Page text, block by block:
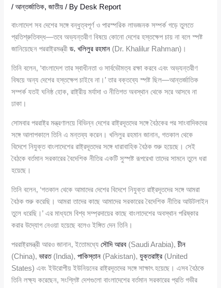
/আন্তর্জাতিক,জাতীয় / By Desk Report
বাংলাদেশ সব দেশের সঙ্গে বন্ধুত্বপূর্ণ ও পারস্পরিক লাভজনক সম্পর্ক গড়ে তুলতে
প্রতিশ্রুতিবদ্ধ—তবে অভ্যন্তরীণ বিষয়ে কোনো দেশের হস্তক্ষেপ চায় না বলে স্পষ্ট
জানিয়েছেন পররাষ্ট্রমন্ত্রীড. খলিলুর রহমান (Dr. Khalilur Rahman)।
তিনি বলেন, ‘বাংলাদেশ তার স্বাধীনতা ও সার্বভৌমত্ব রক্ষা করবে এবং অভ্যন্তরীণ
বিষয়ে অন্য দেশের হস্তক্ষেপ চাইবে না।’ তার বক্তব্যে স্পষ্ট ছিল—আন্তর্জাতিক
সম্পর্ক যতই ঘনিষ্ঠ হোক, রাষ্ট্রীয় মর্যাদা ও নীতিগত অবস্থান থেকে সরে আসবে না
ঢাকা।
সোমবার পররাষ্ট্র মন্ত্রণালয়ে বিভিন্ন দেশের রাষ্ট্রদূতদের সঙ্গে বৈঠকের পর সাংবাদিকদের
সঙ্গে আলাপকালে তিনি এ মন্তব্য করেন। খলিলুর রহমান জানান, গতকাল থেকে
বিদেশে নিযুক্ত বাংলাদেশের রাষ্ট্রদূতদের সঙ্গে ধারাবাহিক বৈঠক শুরু হয়েছে। সেই
বৈঠকে বর্তমান সরকারের বৈদেশিক নীতির একটি সুস্পষ্ট রূপরেখা তাদের সামনে তুলে ধরা
হয়েছে।
তিনি বলেন, ‘গতকাল থেকে আমাদের দেশের বিদেশে নিযুক্ত রাষ্ট্রদূতদের সঙ্গে আমরা
বৈঠক শুরু করেছি। আমরা তাদের কাছে আমাদের সরকারের বৈদেশিক নীতির আউটলাইন
তুলে ধরেছি।’ এর মাধ্যমে বিশ্ব সম্প্রদায়ের কাছে বাংলাদেশের অবস্থান পরিষ্কার
করার উদ্যোগ নেওয়া হয়েছে বলেও ইঙ্গিত দেন তিনি।
পররাষ্ট্রমন্ত্রী আরও জানান, ইতোমধ্যেসৌদি আরব (Saudi Arabia),চীন
(China),ভারত(India),পাকিস্তান (Pakistan),যুক্তরাষ্ট্র (United
States) এবং ইউরোপীয় ইউনিয়নের রাষ্ট্রদূতদের সঙ্গে সাক্ষাৎ হয়েছে। এসব বৈঠকে
তিনি লক্ষ্য করেছেন, সংশ্লিষ্ট দেশগুলো বাংলাদেশের বর্তমান সরকারের প্রতি গভীর